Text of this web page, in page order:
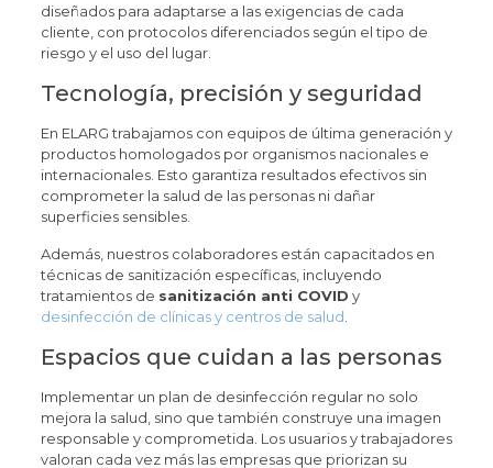
diseñados para adaptarse a las exigencias de cada
cliente, con protocolos diferenciados según el tipo de
riesgo y el uso del lugar.
Tecnología, precisión y seguridad
En ELARG trabajamos con equipos de última generación y
productos homologados por organismos nacionales e
internacionales. Esto garantiza resultados efectivos sin
comprometer la salud de las personas ni dañar
superficies sensibles.
Además, nuestros colaboradores están capacitados en
técnicas de sanitización específicas, incluyendo
tratamientos de sanitización anti COVID y
desinfección de clínicas y centros de salud
Espacios que cuidan a las personas
Implementar un plan de desinfección regular no solo
mejora la salud, sino que también construye una imagen
responsable y comprometida. Los usuarios y trabajadores
valoran cada vez más las empresas que priorizan su